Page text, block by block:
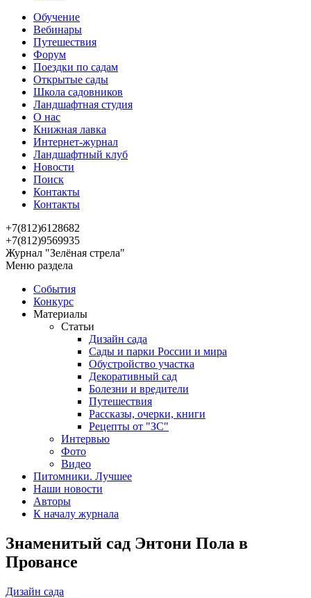
Обучение
Вебинары
Путешествия
Форум
Поездки по садам
Открытые сады
Школа садовников
Ландшафтная студия
О нас
Книжная лавка
Интернет-журнал
Ландшафтный клуб
Новости
Поиск
Контакты
Контакты
+7(812)6128682
+7(812)9569935
Журнал "Зелёная стрела"
Меню раздела
События
Конкурс
Материалы
Статьи
Дизайн сада
Сады и парки России и мира
Обустройство участка
Декоративный сад
Болезни и вредители
Путешествия
Рассказы, очерки, книги
Рецепты от "ЗС"
Интервью
Фото
Видео
Питомники. Лучшее
Наши новости
Авторы
К началу журнала
Знаменитый сад Энтони Пола в
Провансе
Дизайн сада